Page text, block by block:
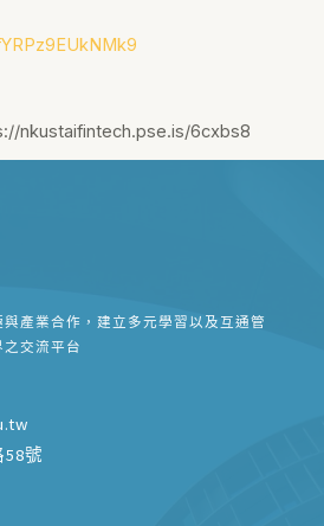
產業合作，建立多元學習以及互通管
交流平台
號